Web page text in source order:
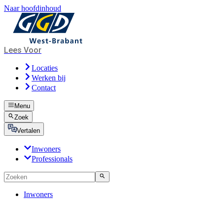
Naar hoofdinhoud
Lees Voor
Locaties
Werken bij
Contact
Menu
Zoek
Vertalen
Inwoners
Professionals
Inwoners